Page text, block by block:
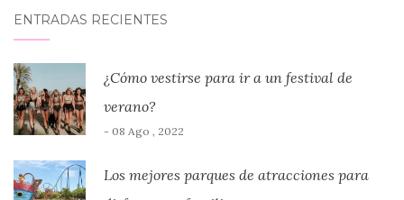
ENTRADAS RECIENTES
¿Cómo vestirse para ir a un festival de
verano?
- 08 Ago , 2022
Los mejores parques de atracciones para